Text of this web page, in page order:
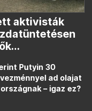
aktivisták
Putyin 30
ad olajat
– igaz ez?